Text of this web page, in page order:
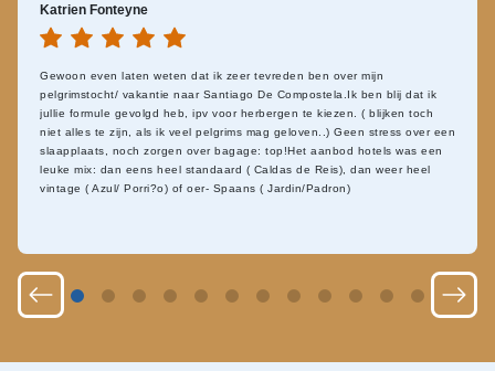
Katrien Fonteyne
Gewoon even laten weten dat ik zeer tevreden ben over mijn
pelgrimstocht/ vakantie naar Santiago De Compostela.Ik ben blij dat ik
jullie formule gevolgd heb, ipv voor herbergen te kiezen. ( blijken toch
niet alles te zijn, als ik veel pelgrims mag geloven..) Geen stress over een
slaapplaats, noch zorgen over bagage: top!Het aanbod hotels was een
leuke mix: dan eens heel standaard ( Caldas de Reis), dan weer heel
vintage ( Azul/ Porri?o) of oer- Spaans ( Jardin/Padron)